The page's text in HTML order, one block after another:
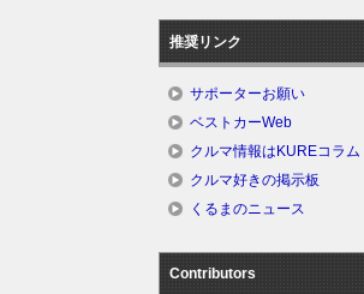
推奨リンク
サポーターお願い
ベストカーWeb
クルマ情報はKUREコラム
クルマ好きの掲示板
くるまのニュース
Contributors